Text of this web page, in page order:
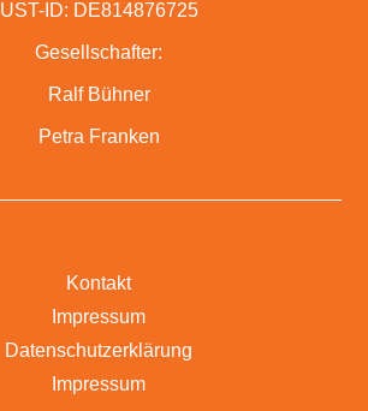
UST-ID: DE814876725
Gesellschafter:
Ralf Bühner
Petra Franken
Kontakt
Impressum
Datenschutzerklärung
Impressum